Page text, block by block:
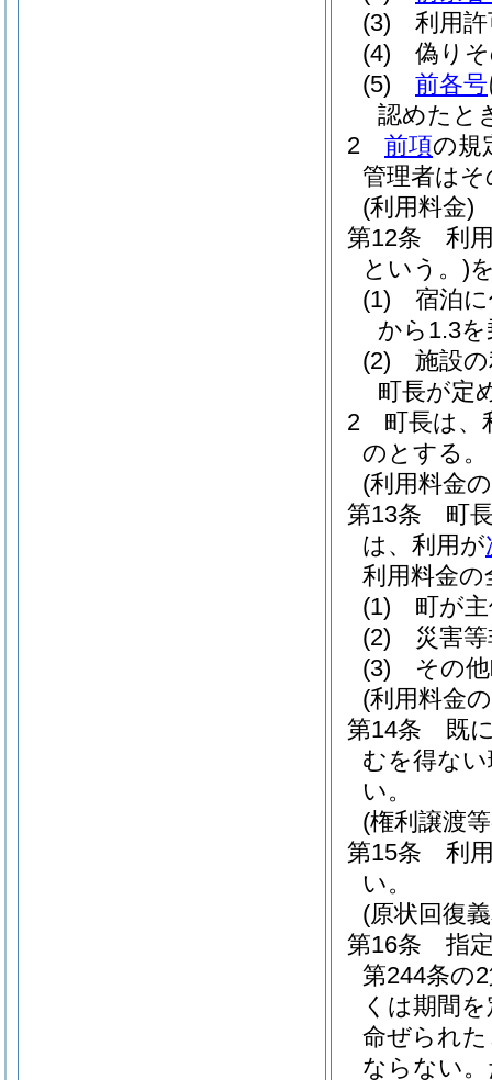
(3)
利用
(4)
偽り
(5)
前各号
認めたと
2
前項の規
管理者は
(利用料金)
第12条
利
という。)
(1)
宿泊
から1.3
(2)
施設
町長が定
2
町長は、
のとする。
(利用料金
第13条
町
は、利用が
利用料金
(1)
町が
(2)
災害
(3)
その
(利用料金
第14条
既
むを得な
い。
(権利譲渡
第15条
利
い。
(原状回復
第16条
指
第244条の
くは期間
命ぜられ
ならない。